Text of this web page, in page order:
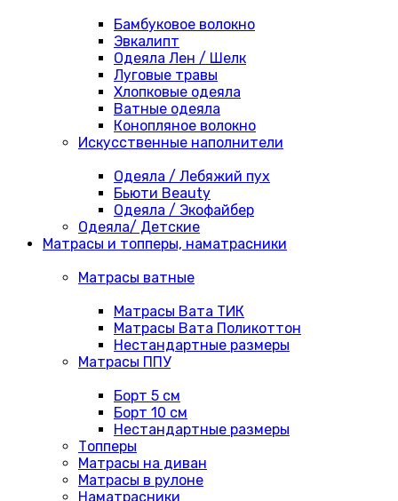
Бамбуковое волокно
Эвкалипт
Одеяла Лен / Шелк
Луговые травы
Хлопковые одеяла
Ватные одеяла
Конопляное волокно
Искусственные наполнители
Одеяла / Лебяжий пух
Бьюти Beauty
Одеяла / Экофайбер
Одеяла/ Детские
Матрасы и топперы, наматрасники
Матрасы ватные
Матрасы Вата ТИК
Матрасы Вата Поликоттон
Нестандартные размеры
Матрасы ППУ
Борт 5 см
Борт 10 см
Нестандартные размеры
Топперы
Матрасы на диван
Матрасы в рулоне
Наматрасники